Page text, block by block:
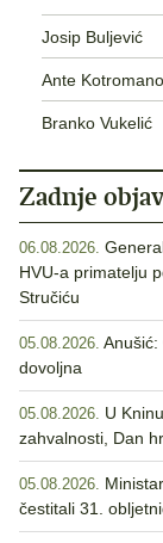
Josip Buljević
Ante
Branko Vukelić
Zadnje
06.08.2026.
HVU-a primatelju
Stručiću
05.08.2026. Anušić:
dovoljna
05.08.2026. U
zahvalnosti, Dan
05.08.2026.
čestitali 31.